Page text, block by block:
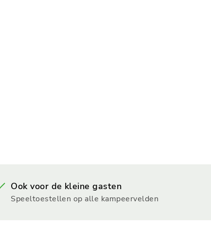
Ook voor de kleine gasten
Speeltoestellen op alle kampeervelden